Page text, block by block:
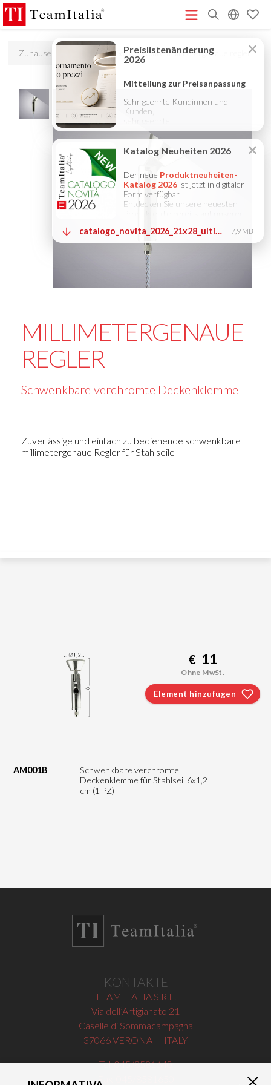
R
Preisliste – Juli 2026(513K) Katalog Neuheiten 2026
CATALOGUE 2025(12M) TECHNICAL CATALOGUE 2025
COMPANY PROFILE ITA (3M) COMPANY PROFILE GB(3M) COMPANY
PROFILE DE
StarTeam 1 (Einführung) (16M)
StarTeam 2
★Touch-Dim and Synchronization Instructions
Zuhause Zubehör Schwenkbare millimetergenaue regler
MILLIMETERGENAUE
REGLER
Schwenkbare verchromte Deckenklemme
Zuverlässige und einfach zu bedienende schwenkbare
millimetergenaue Regler für Stahlseile
AM001B
Schwenkbare verchromte
Deckenklemme für Stahlseil 6x1,2
cm (1 PZ)
€ 11
Ohne MwSt.
Element hinzufügen
KONTAKTE
TEAM ITALIA S.R.L.
Via dell’Artigianato 21
Caselle di Sommacampagna
37066 VERONA — ITALY
Tel 045/8581640
Fax 045/8581650